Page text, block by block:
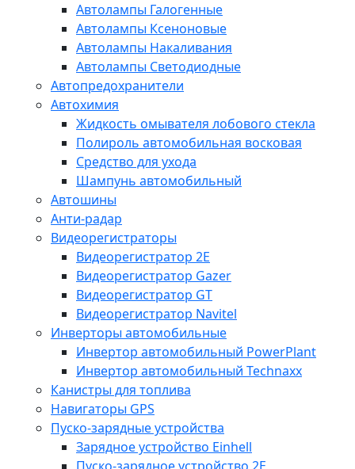
Автолампы Галогенные
Автолампы Ксеноновые
Автолампы Накаливания
Автолампы Светодиодные
Автопредохранители
Автохимия
Жидкость омывателя лобового стекла
Полироль автомобильная восковая
Средство для ухода
Шампунь автомобильный
Автошины
Анти-радар
Видеорегистраторы
Видеорегистратор 2E
Видеорегистратор Gazer
Видеорегистратор GT
Видеорегистратор Navitel
Инверторы автомобильные
Инвертор автомобильный PowerPlant
Инвертор автомобильный Technaxx
Канистры для топлива
Навигаторы GPS
Пуско-зарядные устройства
Зарядное устройство Einhell